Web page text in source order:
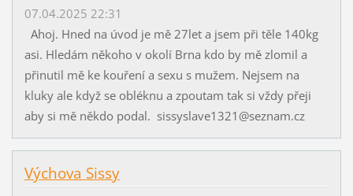
07.04.2025 22:31
Ahoj. Hned na úvod je mě 27let a jsem při těle 140kg
asi. Hledám někoho v okolí Brna kdo by mě zlomil a
přinutil mě ke kouření a sexu s mužem. Nejsem na
kluky ale když se obléknu a zpoutam tak si vždy přeji
aby si mě někdo podal. sissyslave1321@seznam.cz
Výchova Sissy